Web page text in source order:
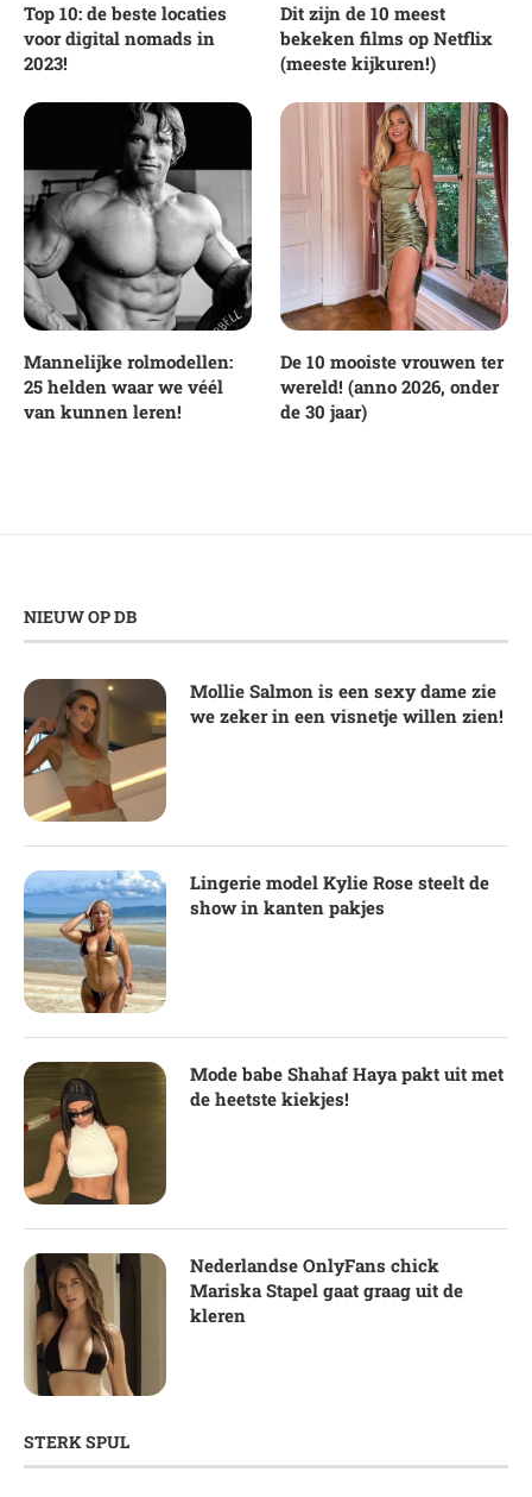
Top 10: de beste locaties
voor digital nomads in
2023!
Dit zijn de 10 meest
bekeken films op Netflix
(meeste kijkuren!)
Mannelijke rolmodellen:
25 helden waar we véél
van kunnen leren!
De 10 mooiste vrouwen ter
wereld! (anno 2026, onder
de 30 jaar)
NIEUW OP DB
Mollie Salmon is een sexy dame zie
we zeker in een visnetje willen zien!
Lingerie model Kylie Rose steelt de
show in kanten pakjes
Mode babe Shahaf Haya pakt uit met
de heetste kiekjes!
Nederlandse OnlyFans chick
Mariska Stapel gaat graag uit de
kleren
STERK SPUL